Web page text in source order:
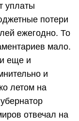
уплаты
потери
ежегодно. То
мало.
еще и
и
летом на
отвечал на